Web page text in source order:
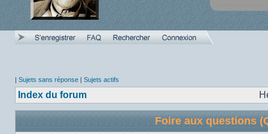
| Sujets sans réponse | Sujets actifs
Index du forum
Foire aux questions